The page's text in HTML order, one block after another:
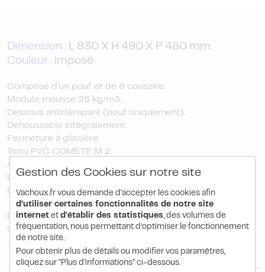
Dimension : L 830 X H 490 X P 480 mm.
Couleur : imposé
Composé d'un pouf et de 8 coussins.
Module mousse 25 kg/m3.
Dessous antidérapant (pouf uniquement).
Déhoussable intégralement.
Fermeture à glissière.
Tissu PVC COMÈTE M 2.
Antibactérien.
Lavable à l’eau.
Dimensions : L 830 X H 490 X P 480 mm.
PRIX PUBLIC
Conditions tarifaires sur devis - nous consulter
Gestion des Cookies sur notre site
Vachoux.fr vous demande d'accepter les cookies afin
d'utiliser certaines fonctionnalités de notre site
internetet d'établir des statistiques, des volumes de
fréquentation, nous permettant d’optimiser le fonctionnement
de notre site.
Pour obtenir plus de détails ou modifier vos paramètres,
cliquez sur "Plus d'informations" ci-dessous.